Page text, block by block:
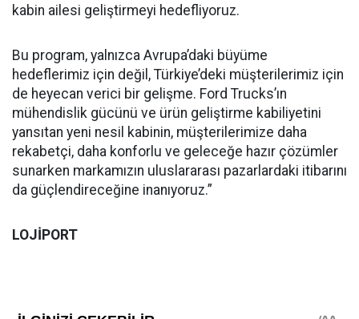
kabin ailesi geliştirmeyi hedefliyoruz.
Bu program, yalnızca Avrupa’daki büyüme
hedeflerimiz için değil, Türkiye’deki müşterilerimiz için
de heyecan verici bir gelişme. Ford Trucks’ın
mühendislik gücünü ve ürün geliştirme kabiliyetini
yansıtan yeni nesil kabinin, müşterilerimize daha
rekabetçi, daha konforlu ve geleceğe hazır çözümler
sunarken markamızın uluslararası pazarlardaki itibarını
da güçlendireceğine inanıyoruz.”
LOJİPORT